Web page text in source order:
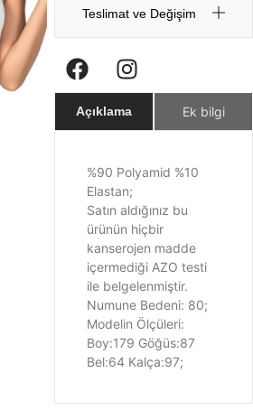
Teslimat ve Değişim
Açıklama Ek bilgi
%90 Polyamid %10
Elastan;
Satın aldığınız bu
ürünün hiçbir
kanserojen madde
içermediği AZO testi
ile belgelenmiştir.
Numune Bedeni: 80;
Modelin Ölçüleri:
Boy:179 Göğüs:87
Bel:64 Kalça:97;